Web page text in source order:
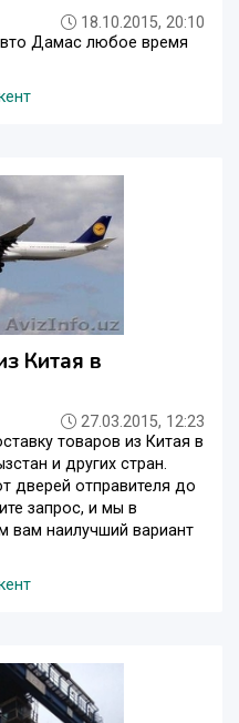
18.10.2015, 20:10
Дамас любое время
Китая в
27.03.2015, 12:23
товаров из Китая в
и других стран.
дверей отправителя до
запрос, и мы в
вам наилучший вариант